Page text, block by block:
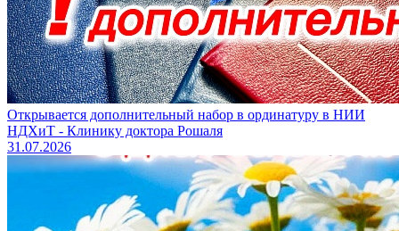
Открывается дополнительный набор в ординатуру в НИИ
НДХиТ - Клинику доктора Рошаля
31.07.2026